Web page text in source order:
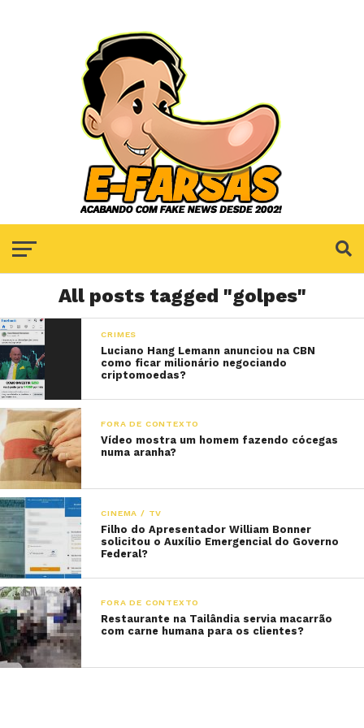
All posts tagged "golpes"
CRIMES
Luciano Hang Lemann anunciou na CBN
como ficar milionário negociando
criptomoedas?
FORA DE CONTEXTO
Vídeo mostra um homem fazendo cócegas
numa aranha?
CINEMA / TV
Filho do Apresentador William Bonner
solicitou o Auxílio Emergencial do Governo
Federal?
FORA DE CONTEXTO
Restaurante na Tailândia servia macarrão
com carne humana para os clientes?